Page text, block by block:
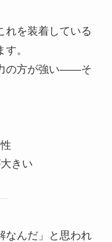
れを装着している
。
の方が強い――そ
きい
なんだ」と思われ